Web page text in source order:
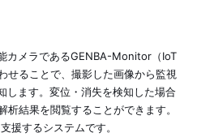
カメラであるGENBA-Monitor（IoT
せることで、撮影した画像から監視
します。変位・消失を検知した場合
結果を閲覧することができます。
援するシステムです。